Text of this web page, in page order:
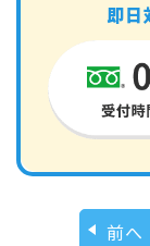
即日
前へ